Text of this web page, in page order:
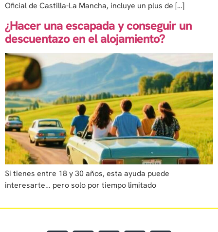
Oficial de Castilla-La Mancha, incluye un plus de […]
¿Hacer una escapada y conseguir un
descuentazo en el alojamiento?
Si tienes entre 18 y 30 años, esta ayuda puede
interesarte… pero solo por tiempo limitado